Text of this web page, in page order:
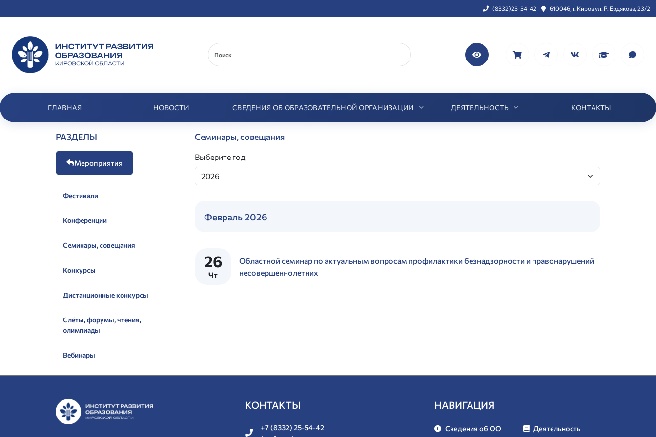
(8332)25-54-42 610046, г. Киров ул. Р. Ердякова, 23/2
ГЛАВНАЯ НОВОСТИ СВЕДЕНИЯ ОБ ОБРАЗОВАТЕЛЬНОЙ ОРГАНИЗАЦИИ ДЕЯТЕЛЬНОСТЬ КОНТАКТЫ
РАЗДЕЛЫ
Мероприятия
Фестивали
Конференции
Семинары, совещания
Конкурсы
Дистанционные конкурсы
Слёты, форумы, чтения,
олимпиады
Вебинары
Семинары, совещания
Выберите год:
Февраль 2026
26
Чт
Областной семинар по актуальным вопросам профилактики безнадзорности и правонарушений
несовершеннолетних
КОНТАКТЫ
+7 (8332) 25-54-42
НАВИГАЦИЯ
Сведения об ОО Деятельность